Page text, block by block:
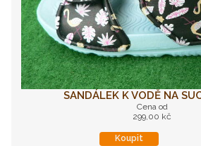
SANDÁLEK K VODĚ NA
Cena od
299,00 kč
Koupit